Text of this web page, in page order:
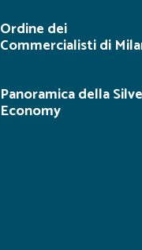
Ordine dei
Commercialisti di
Panoramica della
Economy